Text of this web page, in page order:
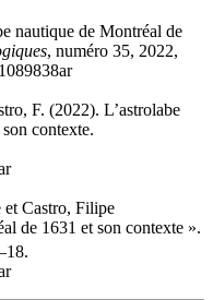
nautique de Montréal de
, numéro 35, 2022,
F. (2022). L’astrolabe
contexte.
Castro, Filipe
de 1631 et son contexte ».